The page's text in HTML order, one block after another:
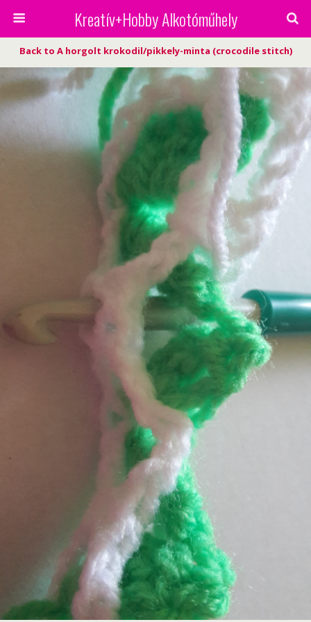
Kreatív+Hobby Alkotóműhely
Back to A horgolt krokodil/pikkely-minta (crocodile stitch)